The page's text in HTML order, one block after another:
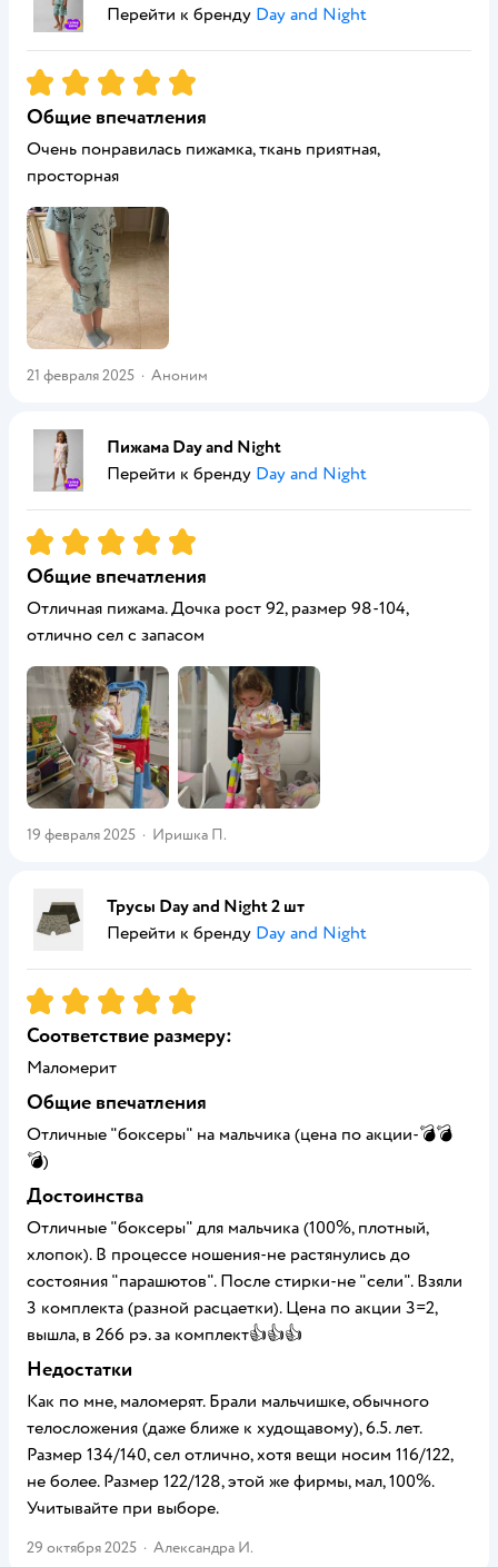
Перейти к бренду Day and Night
Рейтинг:5
Общие впечатления
Очень понравилась пижамка, ткань приятная,
просторная
21 февраля 2025 · Аноним
Пижама Day and Night
Перейти к бренду Day and Night
Рейтинг:5
Общие впечатления
Отличная пижама. Дочка рост 92, размер 98-104,
отлично сел с запасом
19 февраля 2025 · Иришка П.
Трусы Day and Night 2 шт
Перейти к бренду Day and Night
Рейтинг:5
Соответствие размеру:
Маломерит
Общие впечатления
Отличные "боксеры" на мальчика (цена по акции-💣💣
💣)
Достоинства
Отличные "боксеры" для мальчика (100%, плотный,
хлопок). В процессе ношения-не растянулись до
состояния "парашютов". После стирки-не "сели". Взяли
3 комплекта (разной расцаетки). Цена по акции 3=2,
вышла, в 266 рэ. за комплект👍👍👍
Недостатки
Как по мне, маломерят. Брали мальчишке, обычного
телосложения (даже ближе к худощавому), 6.5. лет.
Размер 134/140, сел отлично, хотя вещи носим 116/122,
не более. Размер 122/128, этой же фирмы, мал, 100%.
Учитывайте при выборе.
29 октября 2025 · Александра И.